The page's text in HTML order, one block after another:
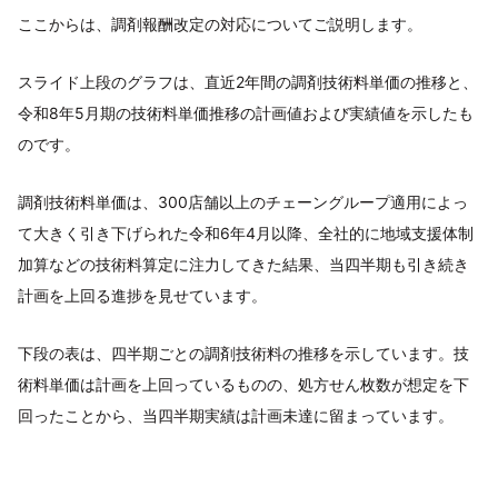
ここからは、調剤報酬改定の対応についてご説明します。
スライド上段のグラフは、直近2年間の調剤技術料単価の推移と、
令和8年5月期の技術料単価推移の計画値および実績値を示したも
のです。
調剤技術料単価は、300店舗以上のチェーングループ適用によっ
て大きく引き下げられた令和6年4月以降、全社的に地域支援体制
加算などの技術料算定に注力してきた結果、当四半期も引き続き
計画を上回る進捗を見せています。
下段の表は、四半期ごとの調剤技術料の推移を示しています。技
術料単価は計画を上回っているものの、処方せん枚数が想定を下
回ったことから、当四半期実績は計画未達に留まっています。